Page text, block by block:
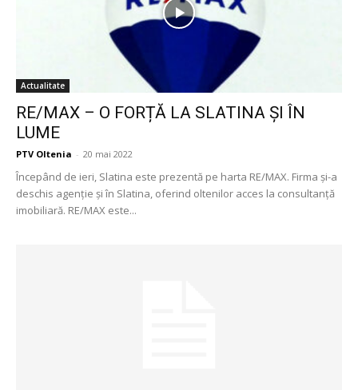
Actualitate
RE/MAX – O FORȚĂ LA SLATINA ȘI ÎN
LUME
PTV Oltenia - 20 mai 2022
Începând de ieri, Slatina este prezentă pe harta RE/MAX. Firma și-a
deschis agenție și în Slatina, oferind oltenilor acces la consultanță
imobiliară. RE/MAX este...